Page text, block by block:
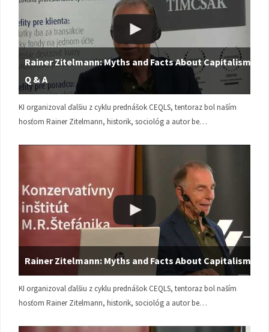
Rainer Zitelmann: Myths and Facts About Capitalism |
Q & A
KI organizoval ďalšiu z cyklu prednášok CEQLS, tentoraz bol naším
hosťom Rainer Zitelmann, historik, sociológ a autor be…
Rainer Zitelmann: Myths and Facts About Capitalism
KI organizoval ďalšiu z cyklu prednášok CEQLS, tentoraz bol naším
hosťom Rainer Zitelmann, historik, sociológ a autor be…